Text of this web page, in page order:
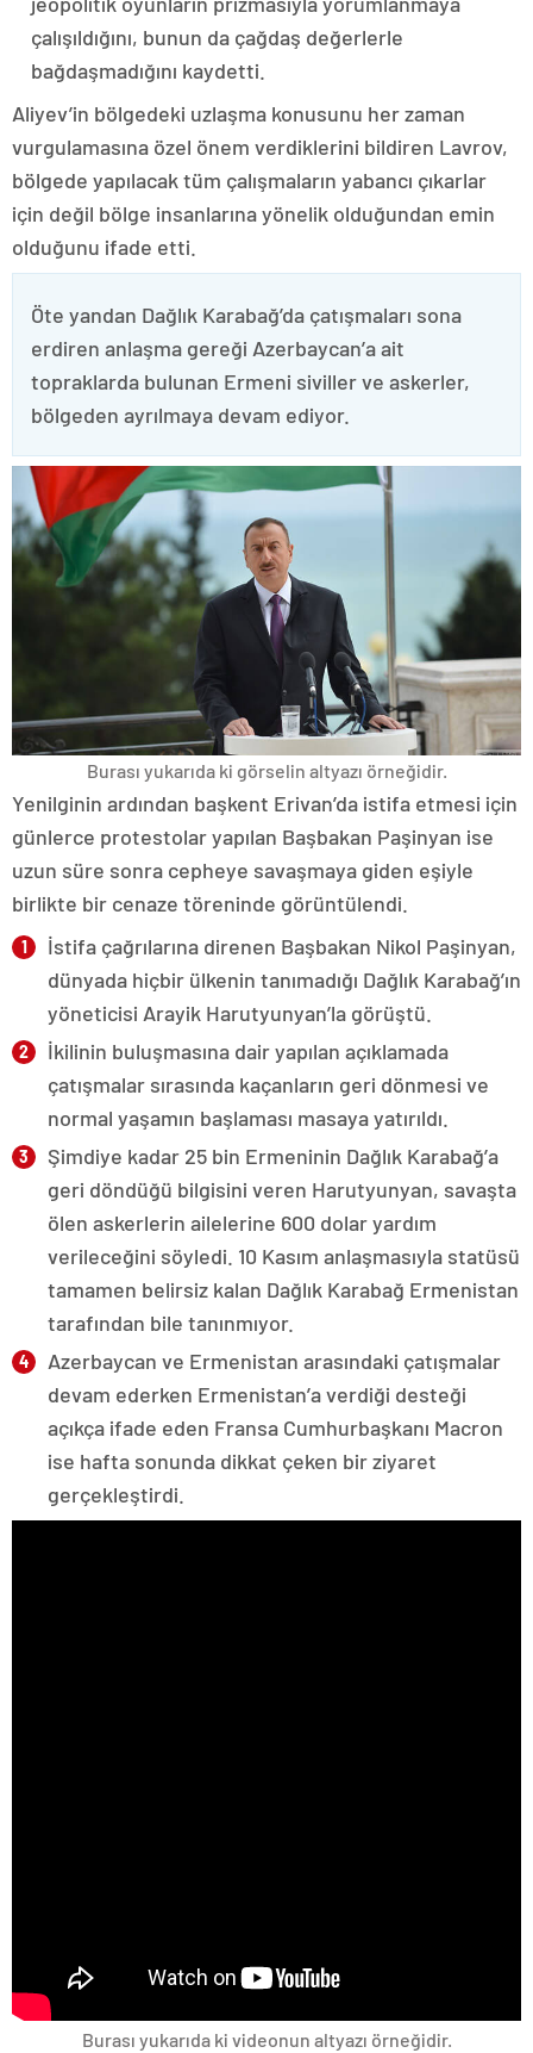
çalışıldığını, bunun da çağdaş değerlerle
bağdaşmadığını kaydetti.
Aliyev’in bölgedeki uzlaşma konusunu her zaman
vurgulamasına özel önem verdiklerini bildiren Lavrov,
bölgede yapılacak tüm çalışmaların yabancı çıkarlar
için değil bölge insanlarına yönelik olduğundan emin
olduğunu ifade etti.
Öte yandan Dağlık Karabağ’da çatışmaları sona
erdiren anlaşma gereği Azerbaycan’a ait
topraklarda bulunan Ermeni siviller ve askerler,
bölgeden ayrılmaya devam ediyor.
Burası yukarıda ki görselin altyazı örneğidir.
Yenilginin ardından başkent Erivan’da istifa etmesi için
günlerce protestolar yapılan Başbakan Paşinyan ise
uzun süre sonra cepheye savaşmaya giden eşiyle
birlikte bir cenaze töreninde görüntülendi.
İstifa çağrılarına direnen Başbakan Nikol Paşinyan,
dünyada hiçbir ülkenin tanımadığı Dağlık Karabağ’ın
yöneticisi Arayik Harutyunyan’la görüştü.
İkilinin buluşmasına dair yapılan açıklamada
çatışmalar sırasında kaçanların geri dönmesi ve
normal yaşamın başlaması masaya yatırıldı.
Şimdiye kadar 25 bin Ermeninin Dağlık Karabağ’a
geri döndüğü bilgisini veren Harutyunyan, savaşta
ölen askerlerin ailelerine 600 dolar yardım
verileceğini söyledi. 10 Kasım anlaşmasıyla statüsü
tamamen belirsiz kalan Dağlık Karabağ Ermenistan
tarafından bile tanınmıyor.
Azerbaycan ve Ermenistan arasındaki çatışmalar
devam ederken Ermenistan’a verdiği desteği
açıkça ifade eden Fransa Cumhurbaşkanı Macron
ise hafta sonunda dikkat çeken bir ziyaret
gerçekleştirdi.
Burası yukarıda ki videonun altyazı örneğidir.